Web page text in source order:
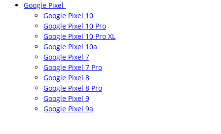
Google Pixel
Google Pixel 10
Google Pixel 10 Pro
Google Pixel 10 Pro XL
Google Pixel 10a
Google Pixel 7
Google Pixel 7 Pro
Google Pixel 8
Google Pixel 8 Pro
Google Pixel 9
Google Pixel 9a